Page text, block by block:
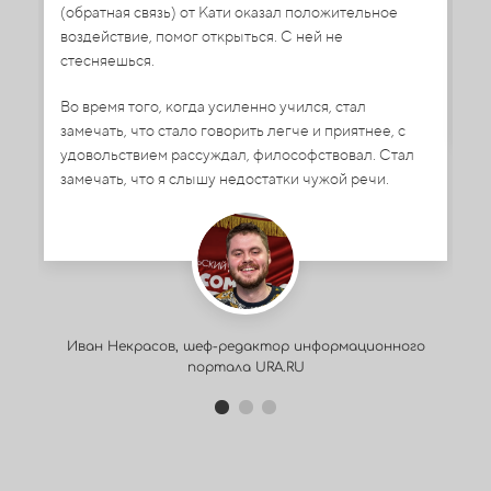
(обратная связь) от Кати оказал положительное
воздействие, помог открыться. С ней не
стесняешься.
Во время того, когда усиленно учился, стал
замечать, что стало говорить легче и приятнее, с
удовольствием рассуждал, философствовал. Стал
замечать, что я слышу недостатки чужой речи.
Иван Некрасов, шеф-редактор информационного
портала URA.RU